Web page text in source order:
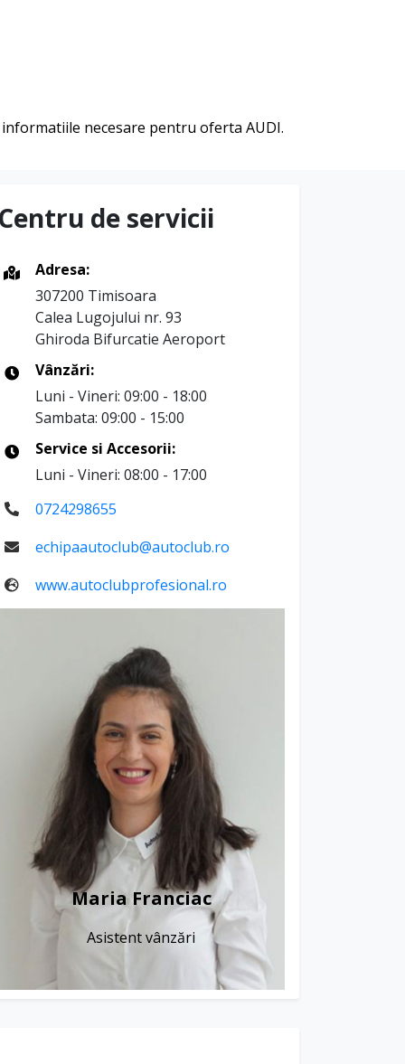
necesare pentru oferta AUDI.
Centru de servicii
Adresa:
307200 Timisoara
Calea Lugojului nr. 93
Ghiroda Bifurcatie Aeroport
Vânzări:
Luni - Vineri: 09:00 - 18:00
Sambata: 09:00 - 15:00
Service si Accesorii:
Luni - Vineri: 08:00 - 17:00
0724298655
echipaautoclub@autoclub.ro
www.autoclubprofesional.ro
Maria Franciac
Asistent vânzări